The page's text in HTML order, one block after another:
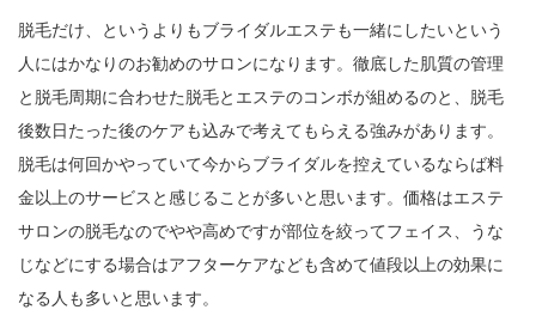
脱毛だけ、というよりもブライダルエステも一緒にしたいという
人にはかなりのお勧めのサロンになります。徹底した肌質の管理
と脱毛周期に合わせた脱毛とエステのコンボが組めるのと、脱毛
後数日たった後のケアも込みで考えてもらえる強みがあります。
脱毛は何回かやっていて今からブライダルを控えているならば料
金以上のサービスと感じることが多いと思います。価格はエステ
サロンの脱毛なのでやや高めですが部位を絞ってフェイス、うな
じなどにする場合はアフターケアなども含めて値段以上の効果に
なる人も多いと思います。